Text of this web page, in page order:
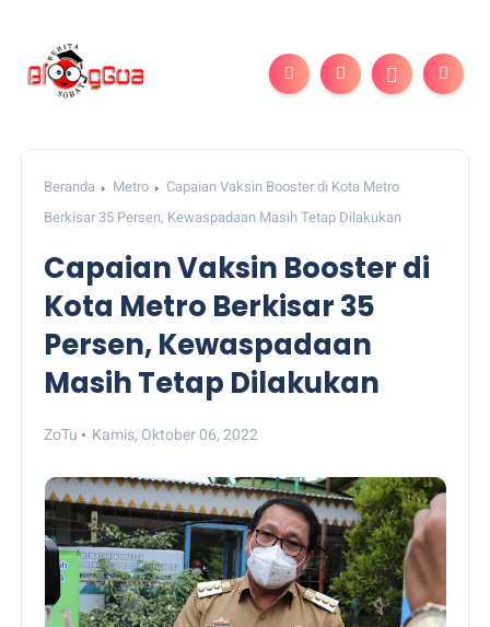
Beranda Metro
Capaian Vaksin Booster di Kota Metro
Berkisar 35 Persen, Kewaspadaan Masih Tetap Dilakukan
Capaian Vaksin Booster di
Kota Metro Berkisar 35
Persen, Kewaspadaan
Masih Tetap Dilakukan
ZoTu Kamis, Oktober 06, 2022